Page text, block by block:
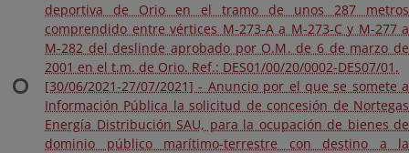
deportiva de Orio en el tramo de unos 287 metros
comprendido entre vértices M-273-A a M-273-C y M-277 a
M-282 del deslinde aprobado por O.M. de 6 de marzo de
2001 en el t.m. de Orio. Ref.: DES01/00/20/0002-DES07/01.
[30/06/2021-27/07/2021] - Anuncio por el que se somete a
Información Pública la solicitud de concesión de Nortegas
Energía Distribución SAU, para la ocupación de bienes de
dominio público marítimo-terrestre con destino a la